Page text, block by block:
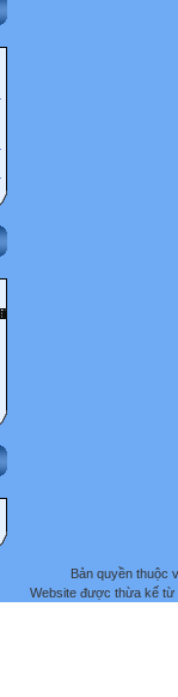
Bản quyền thuộc
Website được thừa kế từ